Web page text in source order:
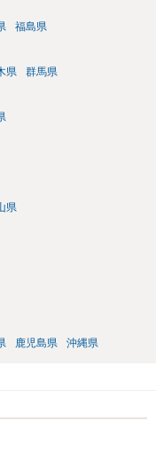
福島県
県 群馬県
県
鹿児島県 沖縄県